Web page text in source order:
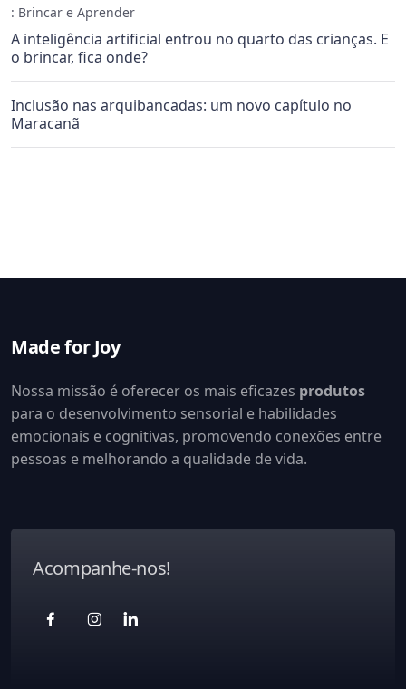
: Brincar e Aprender
A inteligência artificial entrou no quarto das crianças. E
o brincar, fica onde?
Inclusão nas arquibancadas: um novo capítulo no
Maracanã
Made for Joy
Nossa missão é oferecer os mais eficazes produtos
para o desenvolvimento sensorial e habilidades
emocionais e cognitivas, promovendo conexões entre
pessoas e melhorando a qualidade de vida.
Acompanhe-nos!